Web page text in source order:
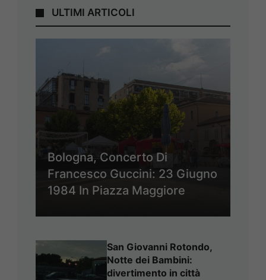
ULTIMI ARTICOLI
Bologna, Concerto Di
Francesco Guccini: 23 Giugno
1984 In Piazza Maggiore
San Giovanni Rotondo,
Notte dei Bambini:
divertimento in città